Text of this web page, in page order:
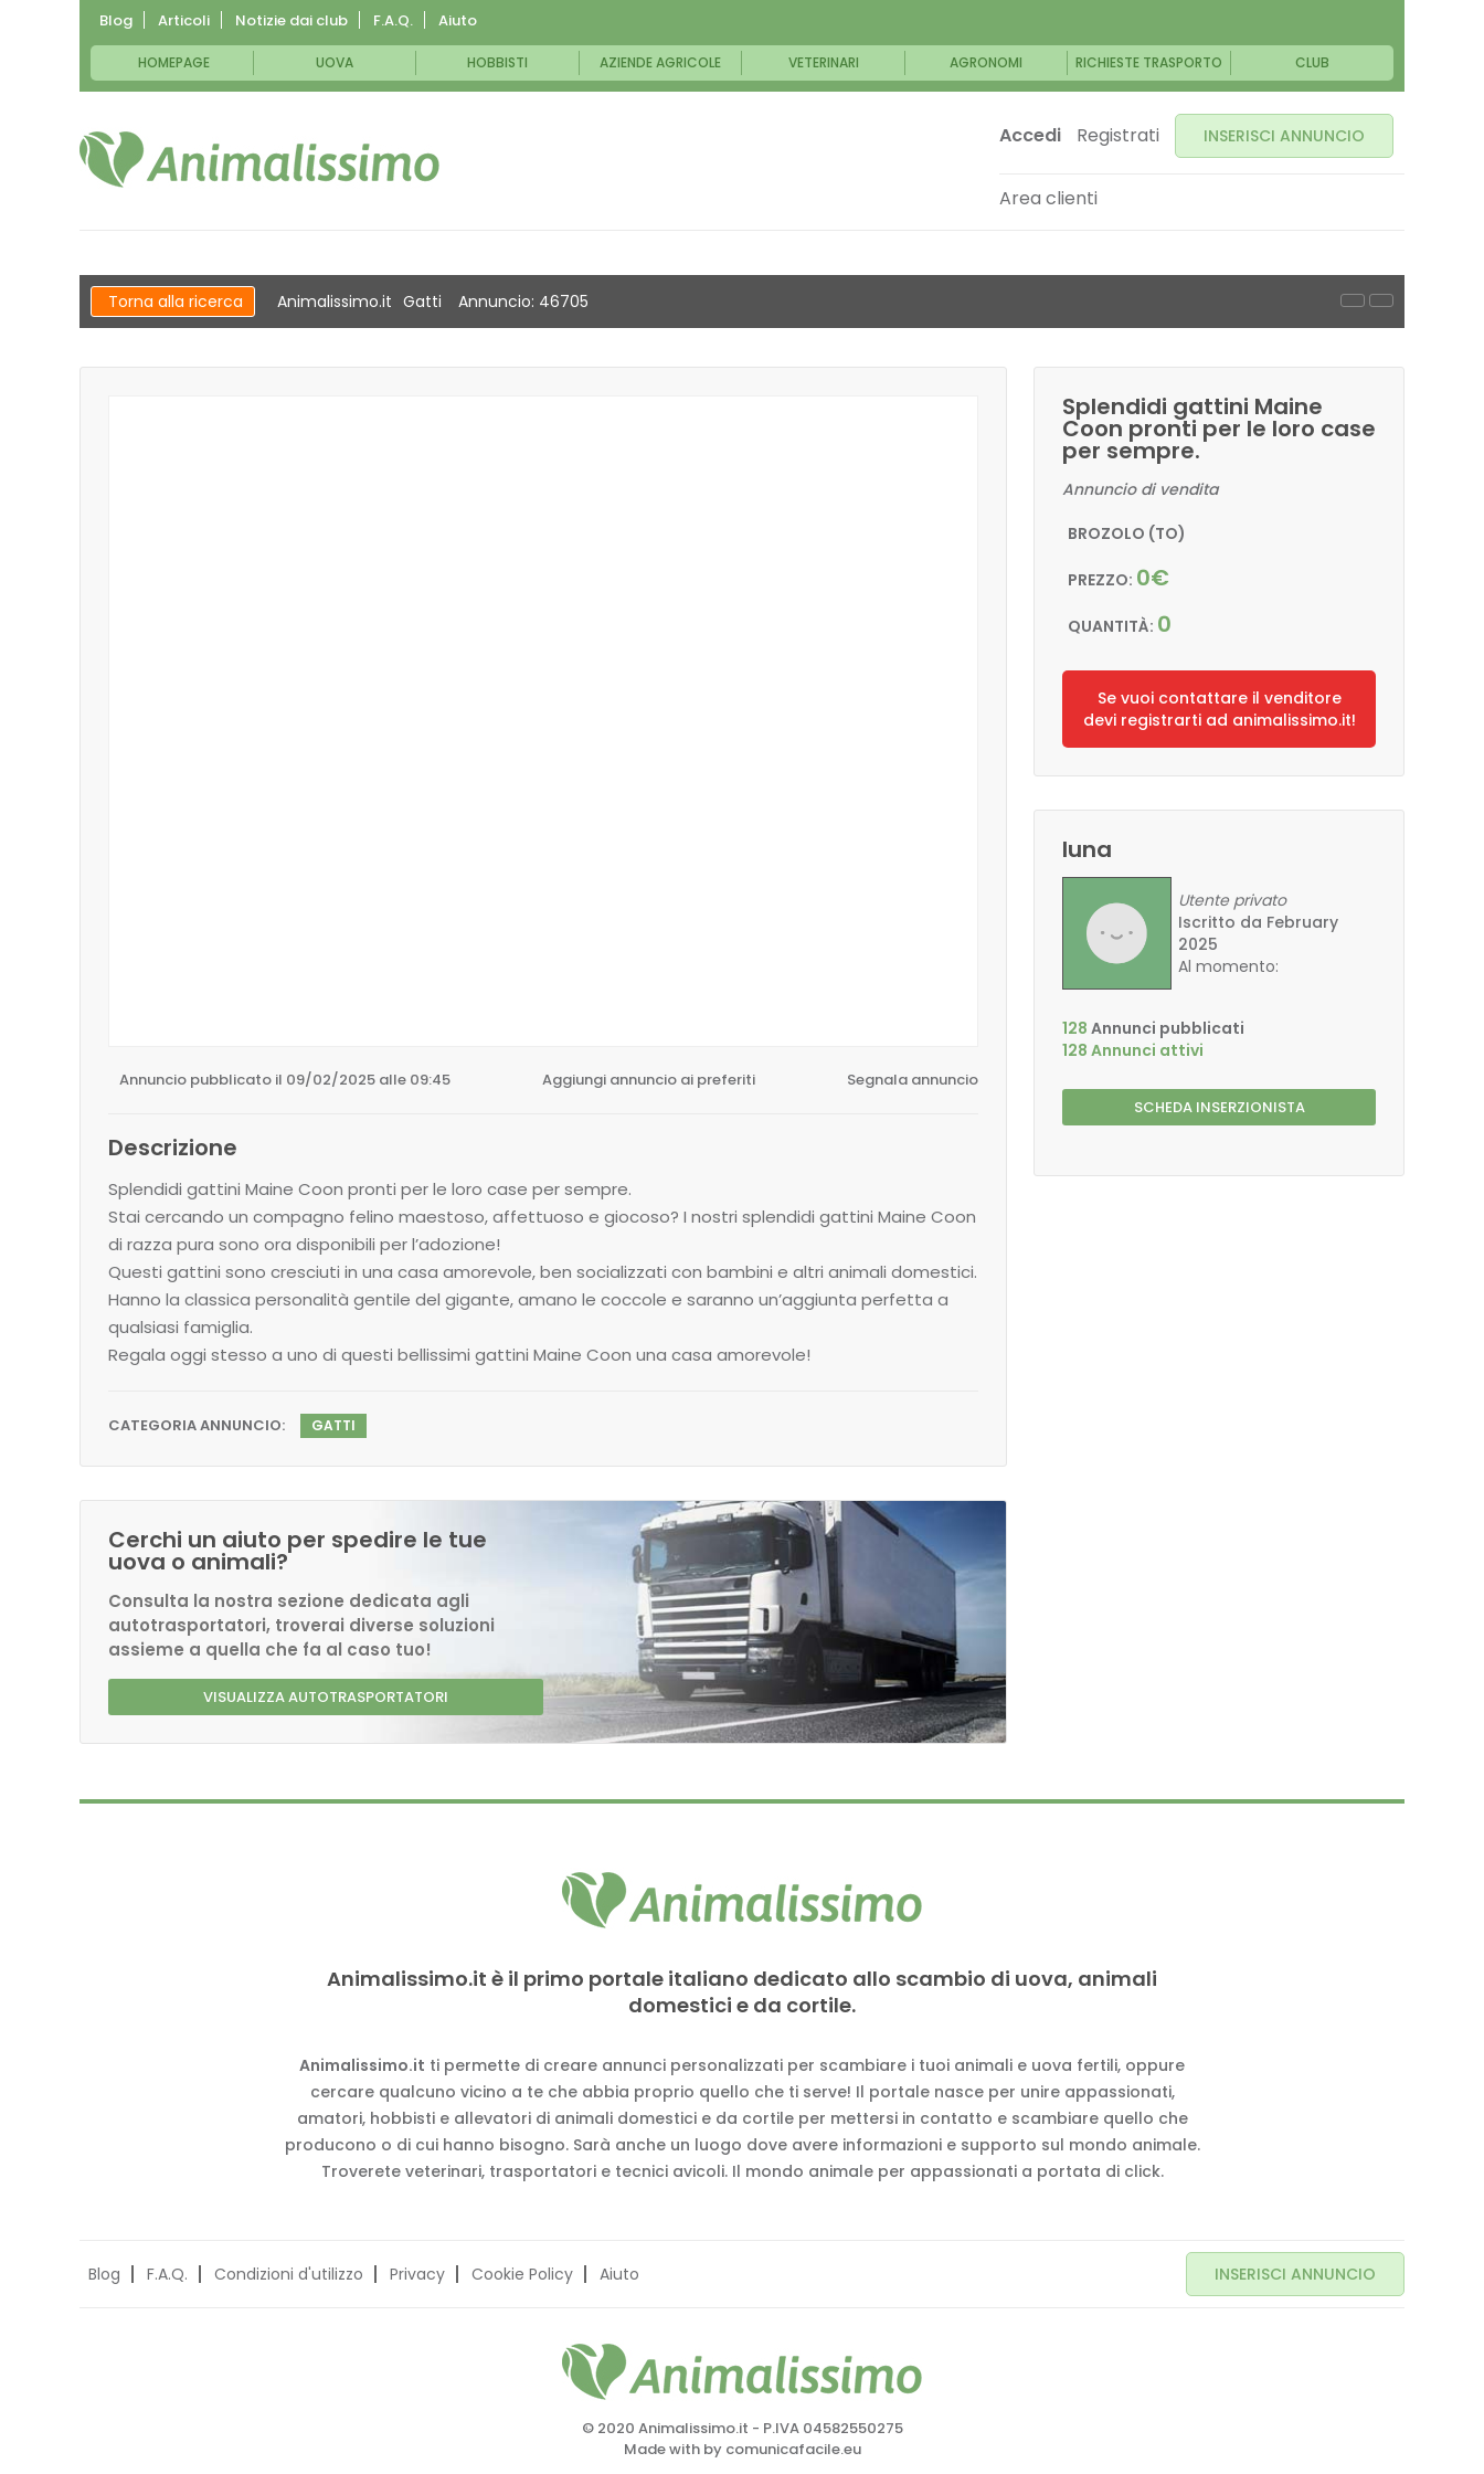
Blog Articoli Notizie dai club F.A.Q. Aiuto
HOMEPAGE UOVA HOBBISTI AZIENDE AGRICOLE VETERINARI AGRONOMI RICHIESTE TRASPORTO CLUB
Accedi Registrati INSERISCI ANNUNCIO
Area clienti
Torna alla ricerca Animalissimo.it Gatti Annuncio: 46705
Annuncio pubblicato il 09/02/2025 alle 09:45 Aggiungi annuncio ai preferiti Segnala annuncio
Descrizione
Splendidi gattini Maine Coon pronti per le loro case per sempre.
Stai cercando un compagno felino maestoso, affettuoso e giocoso? I nostri splendidi gattini Maine Coon
di razza pura sono ora disponibili per l’adozione!
Questi gattini sono cresciuti in una casa amorevole, ben socializzati con bambini e altri animali domestici.
Hanno la classica personalità gentile del gigante, amano le coccole e saranno un’aggiunta perfetta a
qualsiasi famiglia.
Regala oggi stesso a uno di questi bellissimi gattini Maine Coon una casa amorevole!
CATEGORIA ANNUNCIO: GATTI
Cerchi un aiuto per spedire le tue
uova o animali?
Consulta la nostra sezione dedicata agli
autotrasportatori, troverai diverse soluzioni
assieme a quella che fa al caso tuo!
VISUALIZZA AUTOTRASPORTATORI
Splendidi gattini Maine
Coon pronti per le loro case
per sempre.
Annuncio di vendita
BROZOLO (TO)
PREZZO: 0€
QUANTITÀ: 0
Se vuoi contattare il venditore
devi registrarti ad animalissimo.it!
luna
Utente privato
Iscritto da February
2025
Al momento:
128 Annunci pubblicati
128 Annunci attivi
SCHEDA INSERZIONISTA
Animalissimo.it è il primo portale italiano dedicato allo scambio di uova, animali
domestici e da cortile.
Animalissimo.it ti permette di creare annunci personalizzati per scambiare i tuoi animali e uova fertili, oppure
cercare qualcuno vicino a te che abbia proprio quello che ti serve! Il portale nasce per unire appassionati,
amatori, hobbisti e allevatori di animali domestici e da cortile per mettersi in contatto e scambiare quello che
producono o di cui hanno bisogno. Sarà anche un luogo dove avere informazioni e supporto sul mondo animale.
Troverete veterinari, trasportatori e tecnici avicoli. Il mondo animale per appassionati a portata di click.
Blog F.A.Q. Condizioni d'utilizzo Privacy Cookie Policy Aiuto INSERISCI ANNUNCIO
© 2020 Animalissimo.it - P.IVA 04582550275
Made with by comunicafacile.eu